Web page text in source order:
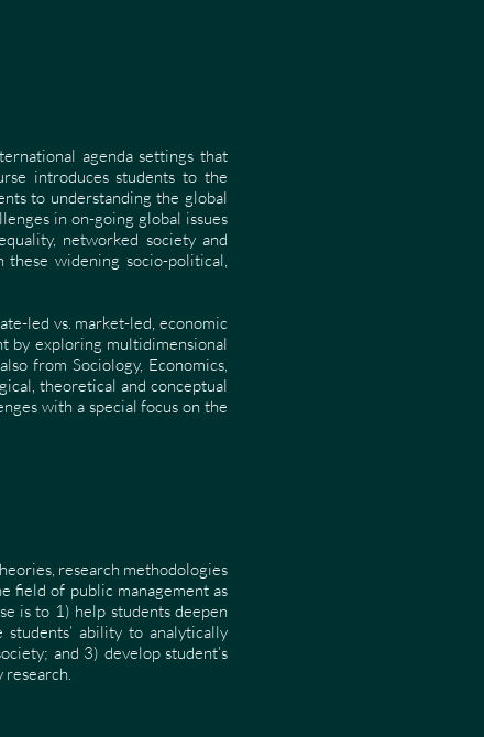
agenda settings that
introduces students to the
to understanding the global
in on-going global issues
networked society and
these widening socio-political,
led vs. market-led, economic
by exploring multidimensional
from Sociology, Economics,
theoretical and conceptual
with a special focus on the
research methodologies
field of public management as
is to 1) help students deepen
ability to analytically
and 3) develop student’s